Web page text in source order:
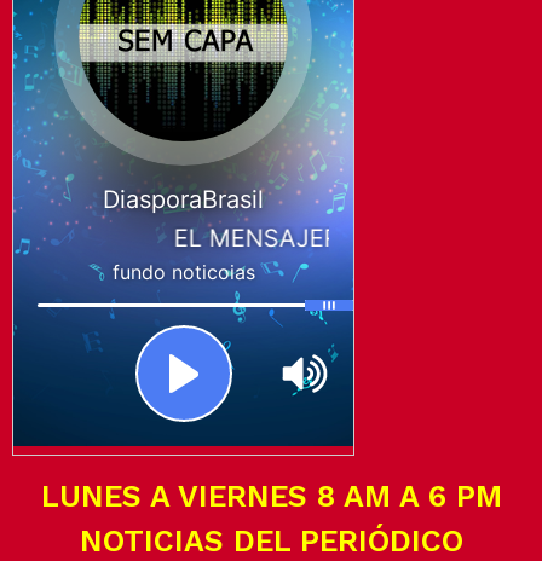
LUNES A VIERNES 8 AM A 6 PM
NOTICIAS DEL PERIÓDICO